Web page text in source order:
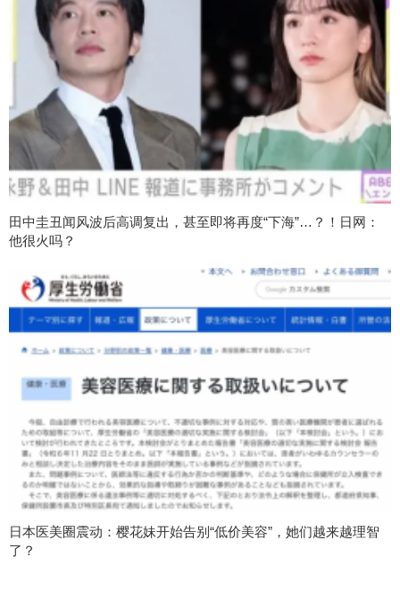
田中圭丑闻风波后高调复出，甚至即将再度“下海”…？！日网：
他很火吗？
日本医美圈震动：樱花妹开始告别“低价美容”，她们越来越理智
了？